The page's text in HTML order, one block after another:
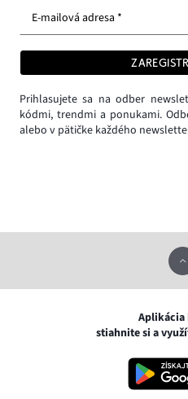
E-mailová adresa *
Prihlasujete sa na odber
kódmi, trendmi a ponukami.
alebo v pätičke každého
stiahnite si a